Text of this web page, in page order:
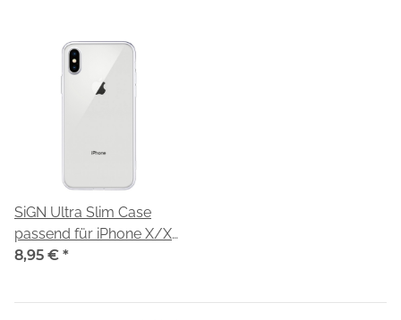
SiGN Ultra Slim Case
passend für iPhone X/XS
transparent
8,95 € *